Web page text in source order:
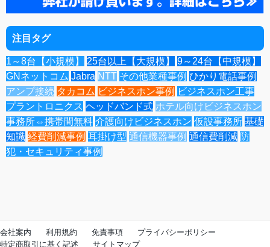
注目タグ
1～8台【小規模】 25台以上【大規模】
9～24台【中規模】
GNネットコム Jabra NTT その他業種事例 ひかり電話事例
アンプ接続 タカコム ビジネスホン事例 ビジネスホン工事
プラントロニクス ヘッドバンド式 ホテル向けビジネスホン
事務所⇔携帯間無料 介護向けビジネスホン 仮設事務所 基礎
知識 経費削減事例 耳掛け型 通信機器事例 通信費削減 防
犯・セキュリティ事例
会社案内 利用規約 免責事項
プライバシーポリシー
特定商取引に基く記述
サイトマップ